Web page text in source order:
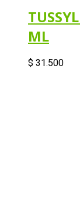
ML
$ 31.500